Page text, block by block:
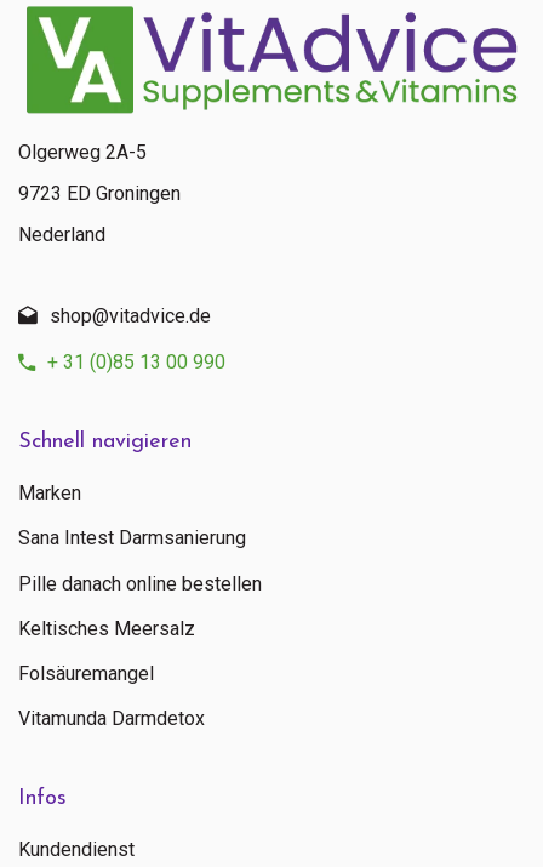
Schnell navigieren
Marken
Sana Intest Darmsanierung
Pille danach online bestellen
Keltisches Meersalz
Folsäuremangel
Vitamunda Darmdetox
Infos
Kundendienst
Olgerweg 2A-5
9723 ED Groningen
Nederland
shop@vitadvice.de
+ 31 (0)85 13 00 990